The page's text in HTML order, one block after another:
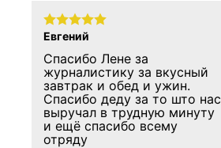
Евгений
Спасибо Лене за
журналистику за вкусный
завтрак и обед и ужин.
Спасибо деду за то што нас
выручал в трудную минуту
и ещё спасибо всему
отряду